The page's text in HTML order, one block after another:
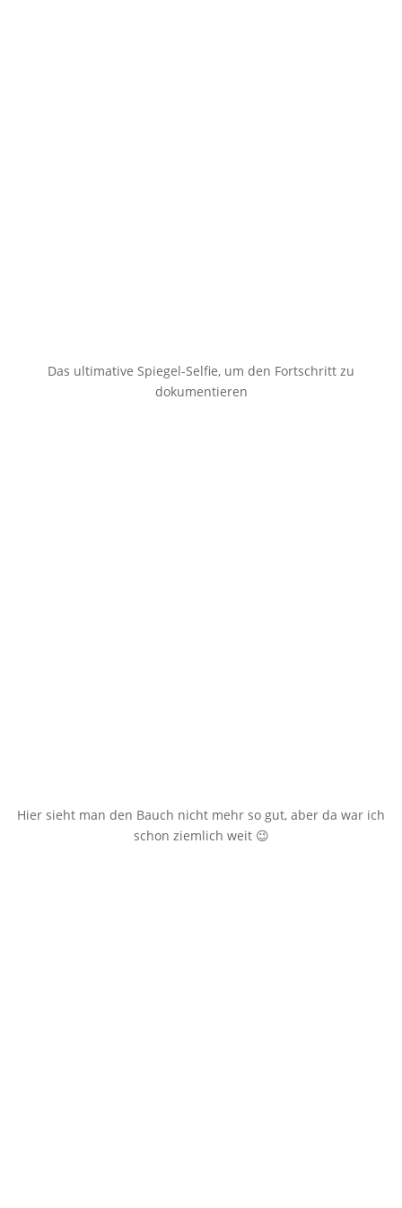
Das ultimative Spiegel-Selfie, um den Fortschritt zu
dokumentieren
Hier sieht man den Bauch nicht mehr so gut, aber da war ich
schon ziemlich weit 😉